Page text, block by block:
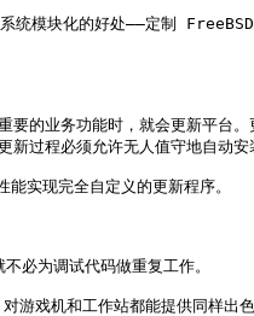
模块化的好处——定制
的业务功能时，就会更新平台
过程必须允许无人值守地自动安
现完全自定义的更新程序。
必为调试代码做重复工作。
戏机和工作站都能提供同样出色